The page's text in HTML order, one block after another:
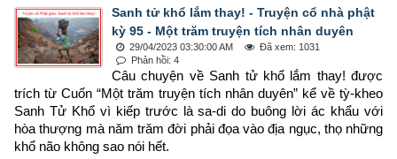
Sanh tử khổ lắm thay! - Truyện cổ nhà phật
kỳ 95 - Một trăm truyện tích nhân duyên
29/04/2023 03:30:00 AM
Đã xem: 1031
Phản hồi: 4
Câu chuyện về Sanh tử khổ lắm thay! được
trích từ Cuốn “Một trăm truyện tích nhân duyên” kể về tỳ-kheo
Sanh Tử Khổ vì kiếp trước là sa-di do buông lời ác khẩu với
hòa thượng mà năm trăm đời phải đọa vào địa ngục, thọ những
khổ não không sao nói hết.